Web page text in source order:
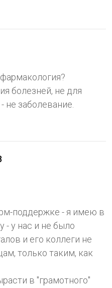
болезней, не для
не заболевание.
поддержке - я имею в
- у нас и не было
и его коллеги не
только таким, как
в "грамотного"